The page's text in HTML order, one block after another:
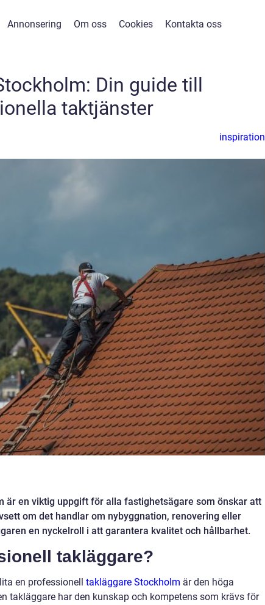
Annonsering Om oss Cookies Kontakta oss
Din guide till
taktjänster
inspiration
är en viktig uppgift för alla fastighetsägare som önskar att
om det handlar om nybyggnation, renovering eller
en nyckelroll i att garantera kvalitet och hållbarhet.
takläggare?
en professionell takläggare Stockholm är den höga
takläggare har den kunskap och kompetens som krävs för